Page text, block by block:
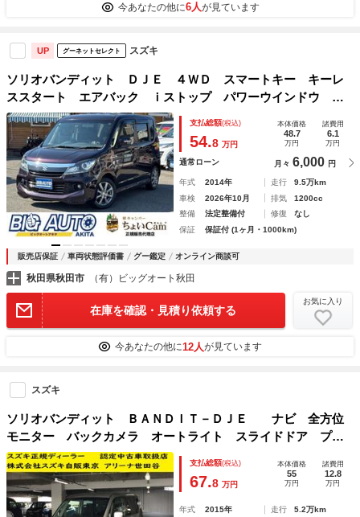
今あなたの他に6人が見ています
UP グーネットセレクト スズキ
ソリオバンディット ＤＪＥ ４ＷＤ スマートキー キーレ
ススタート エアバック ｉストップ パワーウインドウ Ｅ
ＴＣ車載器 衝突安全ボディ ＤＶＤ再生 パワーステアリン
グ ＢＴオーディオ ミュージックプレイヤー接続可 ＡＢＳ
支払総額(税込)
54.8 万円
本体価格
48.7
万円
諸費用
6.1
万円
通常ローン 月々 6,000 円
年式 2014年 走行
9.5万km
車検
2026年10月 排気
1200cc
整備
法定整備付 修復
なし
保証
保証付 (1ヶ月・1000km)
販売店保証 車両状態評価書 グー鑑定 オンライン商談可
秋田県秋田市 （有）ビッグオート秋田
在庫を確認・見積り依頼する
お気に入り
今あなたの他に12人が見ています
スズキ
ソリオバンディット ＢＡＮＤＩＴ－ＤＪＥ ナビ 全方位
モニター バックカメラ オートライト スライドドア プッ
シュスタート オートエアコン スズキセーフティーサポー
ト 衝突被害軽減システム アイドリングストップ 衝突安全
ボディ
支払総額(税込)
67.8 万円
本体価格
55
万円
諸費用
12.8
万円
年式 2015年 走行 5.2万km